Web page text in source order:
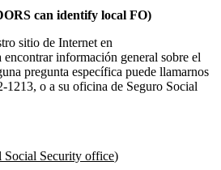
can identify local FO)
sitio de Internet en
información general sobre el
pregunta específica puede llamarnos
1213, o a su oficina de Seguro Social
Social Security office)